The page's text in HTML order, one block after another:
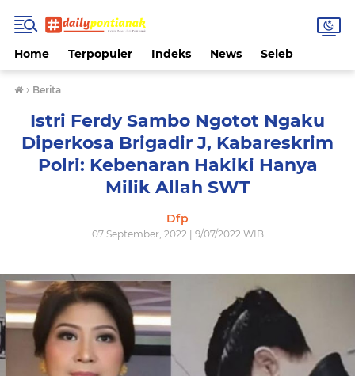
Home Terpopuler Indeks News Seleb
› Berita
Istri Ferdy Sambo Ngotot Ngaku
Diperkosa Brigadir J, Kabareskrim
Polri: Kebenaran Hakiki Hanya
Milik Allah SWT
Dfp
07 September, 2022 | 9/07/2022 WIB